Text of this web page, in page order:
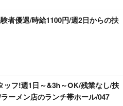
者優遇/時給1100円/週2日からの扶
ッフ!週1日～&3h～OK/残業なし/扶
ーメン店のランチ帯ホール/047